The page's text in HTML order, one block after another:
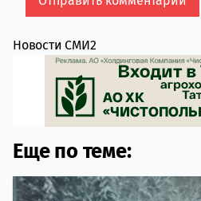
Новости СМИ2
Еще по теме: